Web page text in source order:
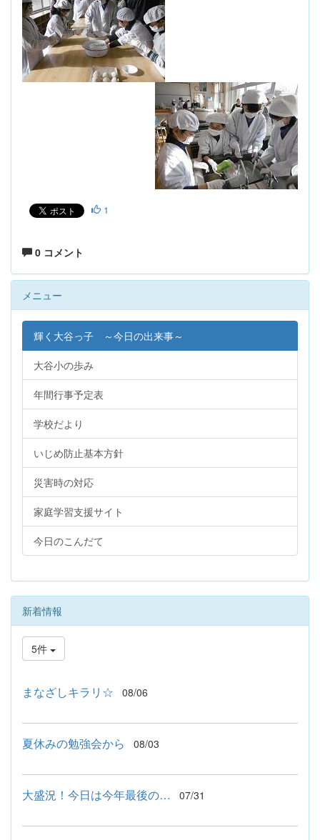
1
0 コメント
メニュー
輝く大谷っ子 ～今日の出来事～
大谷小の歩み
年間行事予定表
学校だより
いじめ防止基本方針
災害時の対応
家庭学習支援サイト
今日のこんだて
新着情報
5件
まなざしキラリ☆ 08/06
夏休みの勉強会から 08/03
大盛況！今日は今年最後の… 07/31